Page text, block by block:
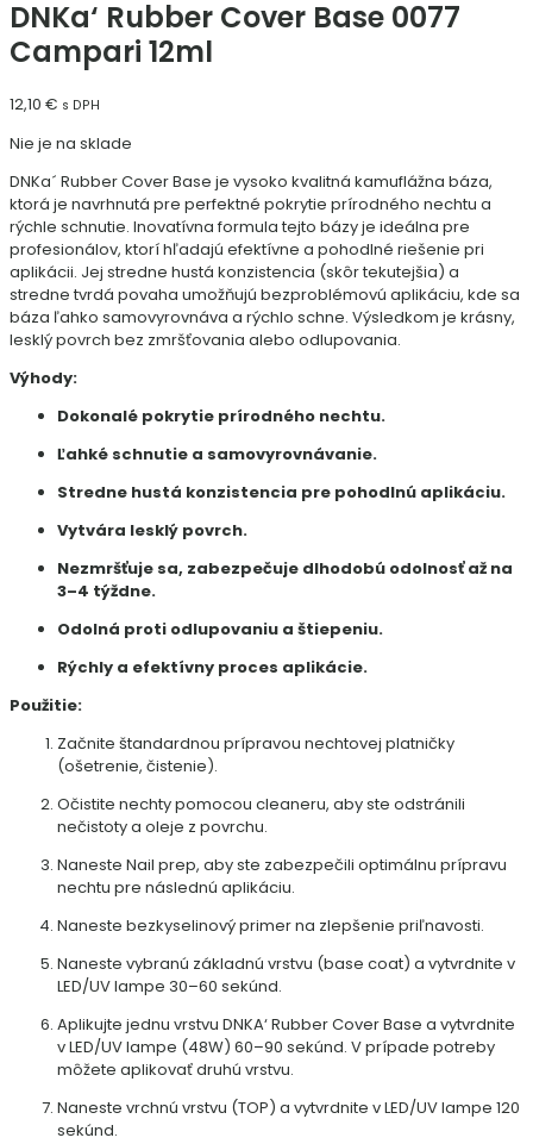
DNKa‘ Rubber Cover Base 0077
Campari 12ml
12,10 € s DPH
Nie je na sklade
DNKa´ Rubber Cover Base je vysoko kvalitná kamuflážna báza,
ktorá je navrhnutá pre perfektné pokrytie prírodného nechtu a
rýchle schnutie. Inovatívna formula tejto bázy je ideálna pre
profesionálov, ktorí hľadajú efektívne a pohodlné riešenie pri
aplikácii. Jej stredne hustá konzistencia (skôr tekutejšia) a
stredne tvrdá povaha umožňujú bezproblémovú aplikáciu, kde sa
báza ľahko samovyrovnáva a rýchlo schne. Výsledkom je krásny,
lesklý povrch bez zmršťovania alebo odlupovania.
Výhody:
Dokonalé pokrytie prírodného nechtu.
Ľahké schnutie a samovyrovnávanie.
Stredne hustá konzistencia pre pohodlnú aplikáciu.
Vytvára lesklý povrch.
Nezmršťuje sa, zabezpečuje dlhodobú odolnosť až na
3–4 týždne.
Odolná proti odlupovaniu a štiepeniu.
Rýchly a efektívny proces aplikácie.
Použitie:
Začnite štandardnou prípravou nechtovej platničky
(ošetrenie, čistenie).
Očistite nechty pomocou cleaneru, aby ste odstránili
nečistoty a oleje z povrchu.
Naneste Nail prep, aby ste zabezpečili optimálnu prípravu
nechtu pre následnú aplikáciu.
Naneste bezkyselinový primer na zlepšenie priľnavosti.
Naneste vybranú základnú vrstvu (base coat) a vytvrdnite v
LED/UV lampe 30–60 sekúnd.
Aplikujte jednu vrstvu DNKA‘ Rubber Cover Base a vytvrdnite
v LED/UV lampe (48W) 60–90 sekúnd. V prípade potreby
môžete aplikovať druhú vrstvu.
Naneste vrchnú vrstvu (TOP) a vytvrdnite v LED/UV lampe 120
sekúnd.